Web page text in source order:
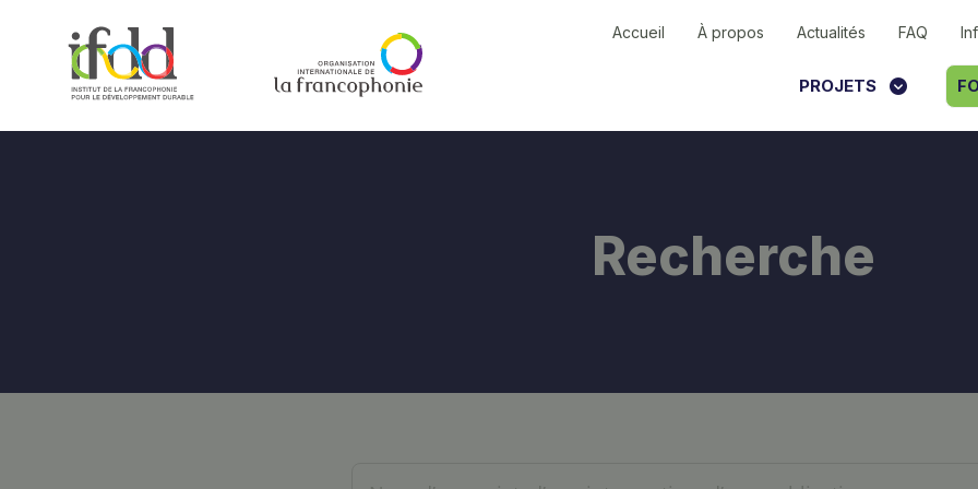
Accueil À propos Actualités FAQ
PROJETS
Recherche